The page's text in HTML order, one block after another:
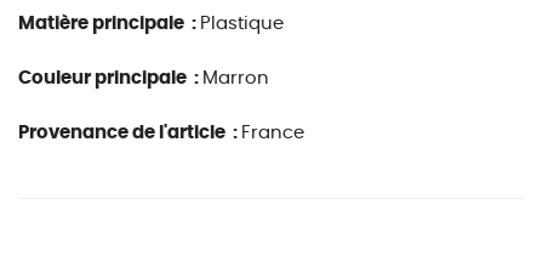
Matière principale : Plastique
Couleur principale : Marron
Provenance de l'article : France